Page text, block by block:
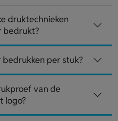
druktechnieken
bedrukt?
bedrukken per stuk?
van de
logo?